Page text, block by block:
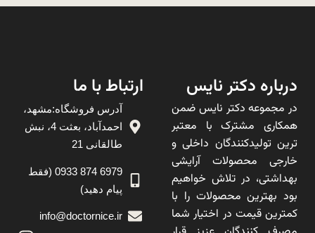
درباره دکتر نایس
در مجموعه دکتر نایس ضمن
همکاری مشترک با معتبر
ترین تولیدکنندگان داخلی و
خارجی محصولات آرایشی
بهداشتی، در تلاش خواهیم
بود بهترین محصولات را با
کمترین قیمت در اختیار شما
ارتباط با ما
آدرس فروشگاه:مشهد،
احمدآباد، بعثت 4، نبش
طالقانی 21
6979 874 0933 (فقط
پیام دهید)
info@doctornice.ir